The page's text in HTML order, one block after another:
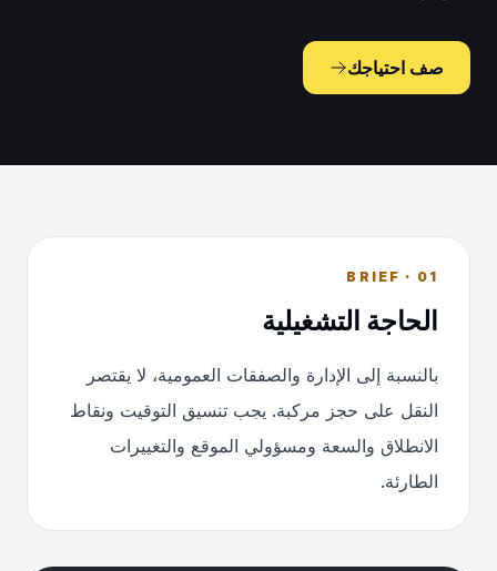
صف احتياجك
01 · BRIEF
الحاجة التشغيلية
بالنسبة إلى الإدارة والصفقات العمومية، لا يقتصر
النقل على حجز مركبة. يجب تنسيق التوقيت ونقاط
الانطلاق والسعة ومسؤولي الموقع والتغييرات
الطارئة.